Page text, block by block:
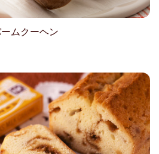
ムクーヘン